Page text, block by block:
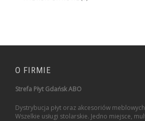
O FIRMIE
Strefa Płyt Gdańsk ABO
Dystrybucja płyt oraz akcesoriów
Wszelkie usługi stolarskie. Jedno miejsce,